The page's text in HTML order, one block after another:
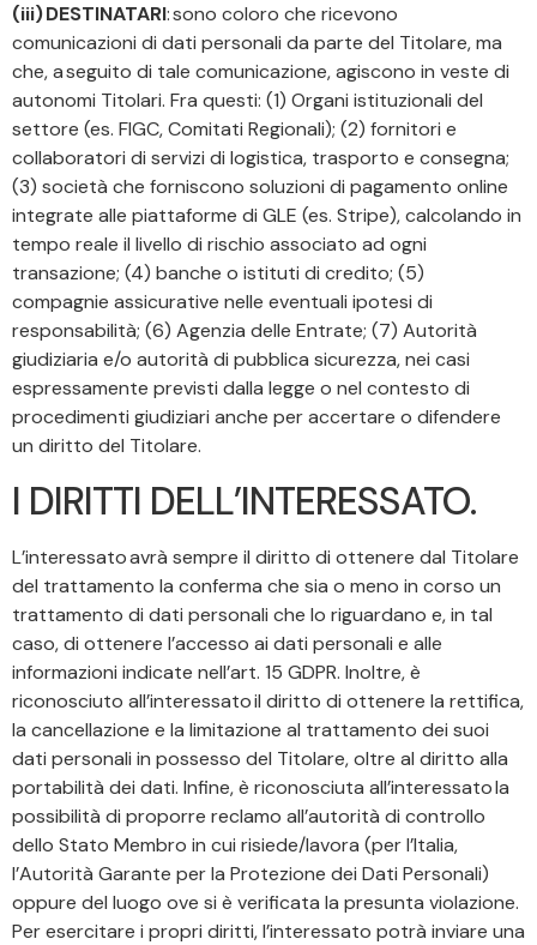
(iii) DESTINATARI: sono coloro che ricevono
comunicazioni di dati personali da parte del Titolare, ma
che, a seguito di tale comunicazione, agiscono in veste di
autonomi Titolari. Fra questi: (1) Organi istituzionali del
settore (es. FIGC, Comitati Regionali); (2) fornitori e
collaboratori di servizi di logistica, trasporto e consegna;
(3) società che forniscono soluzioni di pagamento online
integrate alle piattaforme di GLE (es. Stripe), calcolando in
tempo reale il livello di rischio associato ad ogni
transazione; (4) banche o istituti di credito; (5)
compagnie assicurative nelle eventuali ipotesi di
responsabilità; (6) Agenzia delle Entrate; (7) Autorità
giudiziaria e/o autorità di pubblica sicurezza, nei casi
espressamente previsti dalla legge o nel contesto di
procedimenti giudiziari anche per accertare o difendere
un diritto del Titolare.
I DIRITTI DELL’INTERESSATO.
L’interessato avrà sempre il diritto di ottenere dal Titolare
del trattamento la conferma che sia o meno in corso un
trattamento di dati personali che lo riguardano e, in tal
caso, di ottenere l’accesso ai dati personali e alle
informazioni indicate nell’art. 15 GDPR. Inoltre, è
riconosciuto all’interessato il diritto di ottenere la rettifica,
la cancellazione e la limitazione al trattamento dei suoi
dati personali in possesso del Titolare, oltre al diritto alla
portabilità dei dati. Infine, è riconosciuta all’interessato la
possibilità di proporre reclamo all’autorità di controllo
dello Stato Membro in cui risiede/lavora (per l’Italia,
l’Autorità Garante per la Protezione dei Dati Personali)
oppure del luogo ove si è verificata la presunta violazione.
Per esercitare i propri diritti, l’interessato potrà inviare una